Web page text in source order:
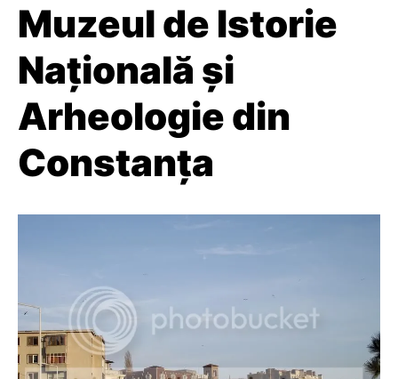
Muzeul de Istorie
Naţională şi
Arheologie din
Constanţa